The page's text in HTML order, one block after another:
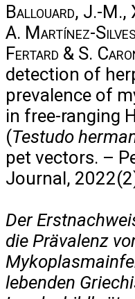
Ballouard, J.-M.,
A. Martínez-
Fertard & S.
detection of
prevalence of
in free-ranging
(Testudo
pet vectors. –
Journal,
Der
die Prävalenz
lebenden